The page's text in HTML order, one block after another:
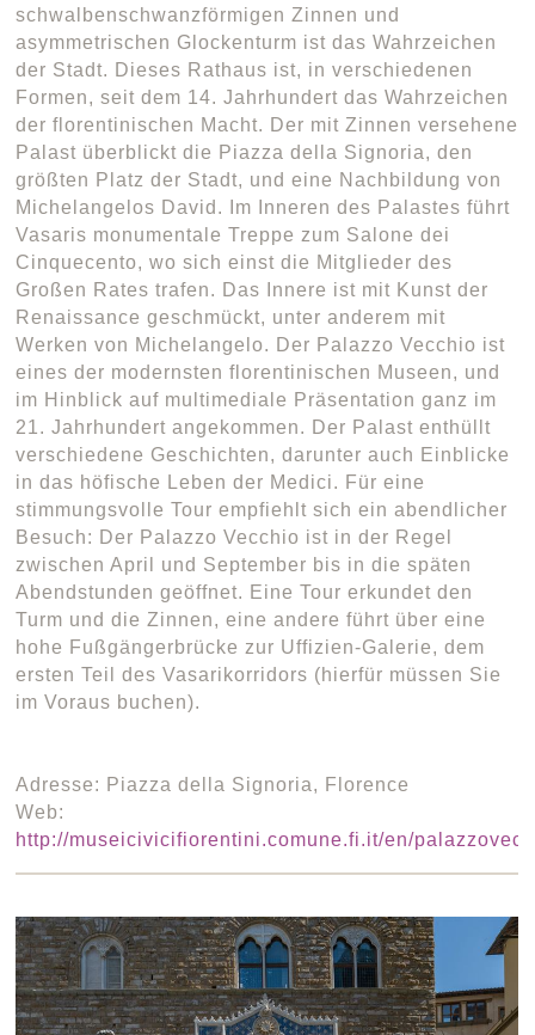
schwalbenschwanzförmigen Zinnen und
asymmetrischen Glockenturm ist das Wahrzeichen
der Stadt. Dieses Rathaus ist, in verschiedenen
Formen, seit dem 14. Jahrhundert das Wahrzeichen
der florentinischen Macht. Der mit Zinnen versehene
Palast überblickt die Piazza della Signoria, den
größten Platz der Stadt, und eine Nachbildung von
Michelangelos David. Im Inneren des Palastes führt
Vasaris monumentale Treppe zum Salone dei
Cinquecento, wo sich einst die Mitglieder des
Großen Rates trafen. Das Innere ist mit Kunst der
Renaissance geschmückt, unter anderem mit
Werken von Michelangelo. Der Palazzo Vecchio ist
eines der modernsten florentinischen Museen, und
im Hinblick auf multimediale Präsentation ganz im
21. Jahrhundert angekommen. Der Palast enthüllt
verschiedene Geschichten, darunter auch Einblicke
in das höfische Leben der Medici. Für eine
stimmungsvolle Tour empfiehlt sich ein abendlicher
Besuch: Der Palazzo Vecchio ist in der Regel
zwischen April und September bis in die späten
Abendstunden geöffnet. Eine Tour erkundet den
Turm und die Zinnen, eine andere führt über eine
hohe Fußgängerbrücke zur Uffizien-Galerie, dem
ersten Teil des Vasarikorridors (hierfür müssen Sie
im Voraus buchen).
Adresse: Piazza della Signoria, Florence
Web:
http://museicivicifiorentini.comune.fi.it/en/